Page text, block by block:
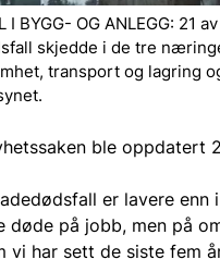
I BYGG- OG ANLEGG: 21
skjedde i de tre
transport og lagring
ble oppdatert
er lavere enn
døde på jobb, men på
vi har sett de siste fem